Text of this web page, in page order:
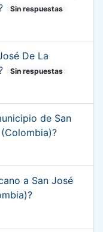
Sin respuestas
De La
Sin respuestas
de San
a San José